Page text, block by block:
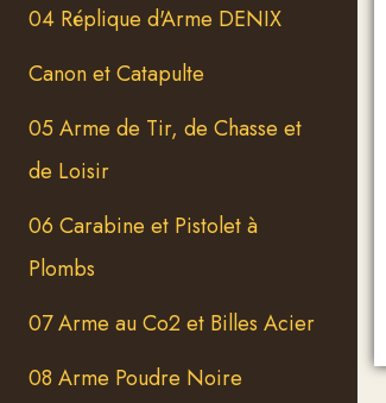
04 Réplique d'Arme DENIX
Canon et Catapulte
05 Arme de Tir, de Chasse et
de Loisir
06 Carabine et Pistolet à
Plombs
07 Arme au Co2 et Billes Acier
08 Arme Poudre Noire